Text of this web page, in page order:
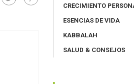
CRECIMIENTO
ESENCIAS DE VIDA
KABBALAH
SALUD & CONSEJOS